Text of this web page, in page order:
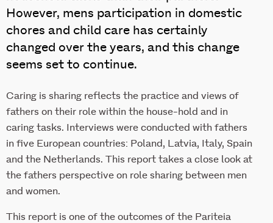
However, mens participation in domestic
chores and child care has certainly
changed over the years, and this change
seems set to continue.
Caring is sharing reflects the practice and views of
fathers on their role within the house-hold and in
caring tasks. Interviews were conducted with fathers
in five European countries: Poland, Latvia, Italy, Spain
and the Netherlands. This report takes a close look at
the fathers perspective on role sharing between men
and women.
This report is one of the outcomes of the Pariteia